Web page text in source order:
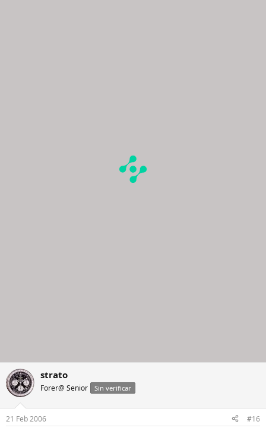
strato
Forer@ Senior Sin verificar
21 Feb 2006 #16